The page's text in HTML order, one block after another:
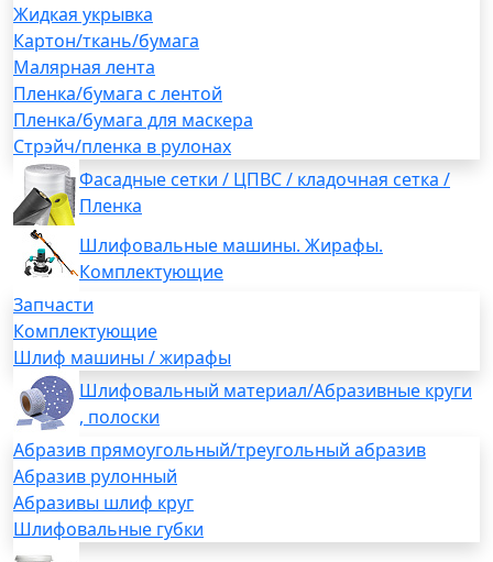
Жидкая укрывка
Картон/ткань/бумага
Малярная лента
Пленка/бумага с лентой
Пленка/бумага для маскера
Стрэйч/пленка в рулонах
Фасадные сетки / ЦПВС / кладочная сетка /
Пленка
Шлифовальные машины. Жирафы.
Комплектующие
Запчасти
Комплектующие
Шлиф машины / жирафы
Шлифовальный материал/Абразивные круги
, полоски
Абразив прямоугольный/треугольный абразив
Абразив рулонный
Абразивы шлиф круг
Шлифовальные губки